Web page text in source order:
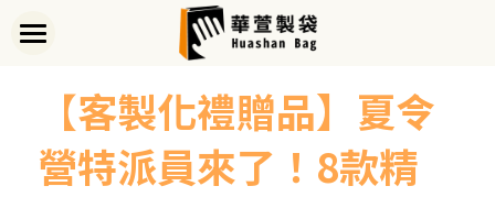
關於華萱
部落格
【客製化禮贈品】夏令
營特派員來了！8款精